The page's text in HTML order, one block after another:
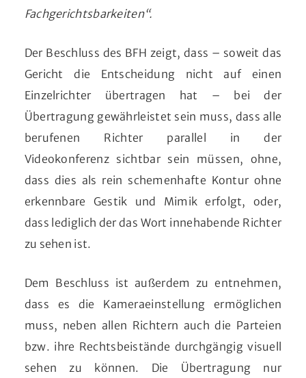
Fachgerichtsbarkeiten“.
Der Beschluss des BFH zeigt, dass – soweit das
Gericht die Entscheidung nicht auf einen
Einzelrichter übertragen hat – bei der
Übertragung gewährleistet sein muss, dass alle
berufenen Richter parallel in der
Videokonferenz sichtbar sein müssen, ohne,
dass dies als rein schemenhafte Kontur ohne
erkennbare Gestik und Mimik erfolgt, oder,
dass lediglich der das Wort innehabende Richter
zu sehen ist.
Dem Beschluss ist außerdem zu entnehmen,
dass es die Kameraeinstellung ermöglichen
muss, neben allen Richtern auch die Parteien
bzw. ihre Rechtsbeistände durchgängig visuell
sehen zu können. Die Übertragung nur